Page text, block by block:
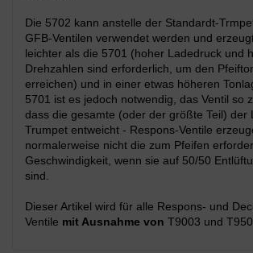
Die 5702 kann anstelle der Standardt-
GFB-Ventilen verwendet werden und
leichter als die 5701 (hoher Ladedruck und
Drehzahlen sind erforderlich, um den
erreichen) und in einer etwas höheren
5701 ist es jedoch notwendig, das Ventil so
dass die gesamte (oder der größte Teil) der
Trumpet entweicht - Respons-Ventile
normalerweise nicht die zum Pfeifen
Geschwindigkeit, wenn sie auf 50/50
sind.
Dieser Artikel wird für alle Respons- und
Ventile mit Ausnahme von T9003 und